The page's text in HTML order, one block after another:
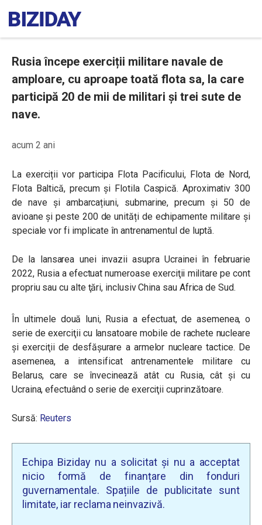
Rusia începe exerciții militare navale de
amploare, cu aproape toată flota sa, la care
participă 20 de mii de militari și trei sute de
nave.
acum 2 ani
La exerciții vor participa Flota Pacificului, Flota de Nord,
Flota Baltică, precum și Flotila Caspică. Aproximativ 300
de nave și ambarcațiuni, submarine, precum și 50 de
avioane și peste 200 de unități de echipamente militare și
speciale vor fi implicate în antrenamentul de luptă.
De la lansarea unei invazii asupra Ucrainei în februarie
2022, Rusia a efectuat numeroase exerciţii militare pe cont
propriu sau cu alte ţări, inclusiv China sau Africa de Sud.
În ultimele două luni, Rusia a efectuat, de asemenea, o
serie de exerciţii cu lansatoare mobile de rachete nucleare
şi exerciţii de desfăşurare a armelor nucleare tactice. De
asemenea, a intensificat antrenamentele militare cu
Belarus, care se învecinează atât cu Rusia, cât şi cu
Ucraina, efectuând o serie de exerciţii cuprinzătoare.
Sursă: Reuters
Echipa Biziday nu a solicitat și nu a acceptat
nicio formă de finanțare din fonduri
guvernamentale. Spațiile de publicitate sunt
limitate, iar reclama neinvazivă.